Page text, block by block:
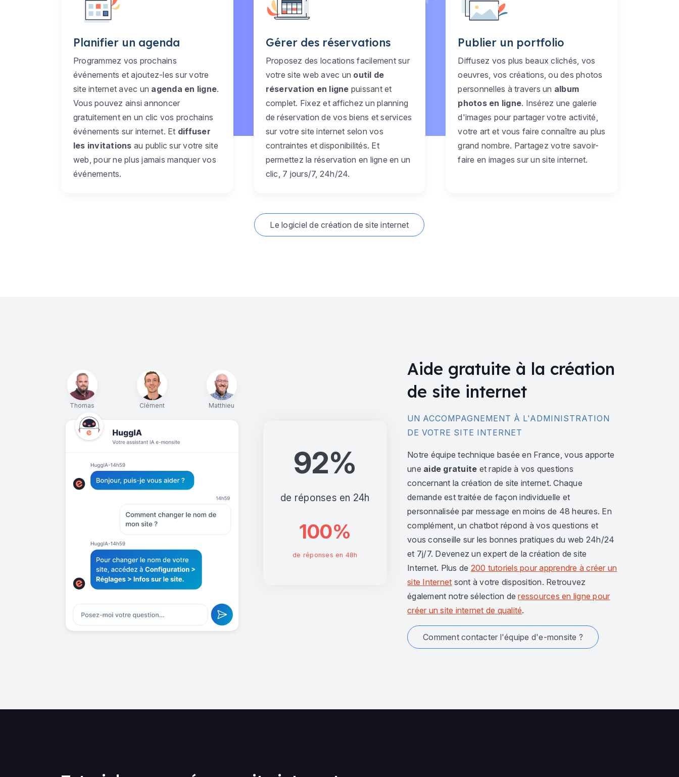
Planifier un agenda
Programmez vos prochains
événements et ajoutez-les sur votre
site internet avec un agenda en ligne.
Vous pouvez ainsi annoncer
gratuitement en un clic vos prochains
événements sur internet. Et diffuser
les invitations au public sur votre site
web, pour ne plus jamais manquer vos
événements.
Gérer des réservations
Proposez des locations facilement sur
votre site web avec un outil de
réservation en ligne puissant et
complet. Fixez et affichez un planning
de réservation de vos biens et services
sur votre site internet selon vos
contraintes et disponibilités. Et
permettez la réservation en ligne en un
clic, 7 jours/7, 24h/24.
Publier un portfolio
Diffusez vos plus beaux clichés, vos
oeuvres, vos créations, ou des photos
personnelles à travers un album
photos en ligne. Insérez une galerie
d'images pour partager votre activité,
votre art et vous faire connaître au plus
grand nombre. Partagez votre savoir-
faire en images sur un site internet.
Le logiciel de création de site internet
Thomas Clément Matthieu
92%
de réponses en 24h
100%
de réponses en 48h
Aide gratuite à la création
de site internet
UN ACCOMPAGNEMENT À L'ADMINISTRATION
DE VOTRE SITE INTERNET
Notre équipe technique basée en France, vous apporte
une aide gratuite et rapide à vos questions
concernant la création de site internet. Chaque
demande est traitée de façon individuelle et
personnalisée par message en moins de 48 heures. En
complément, un chatbot répond à vos questions et
vous conseille sur les bonnes pratiques du web 24h/24
et 7j/7. Devenez un expert de la création de site
Internet. Plus de 200 tutoriels pour apprendre à créer un
site Internet sont à votre disposition. Retrouvez
également notre sélection deressources en ligne pour
créer un site internet de qualité.
Comment contacter l'équipe d'e-monsite ?